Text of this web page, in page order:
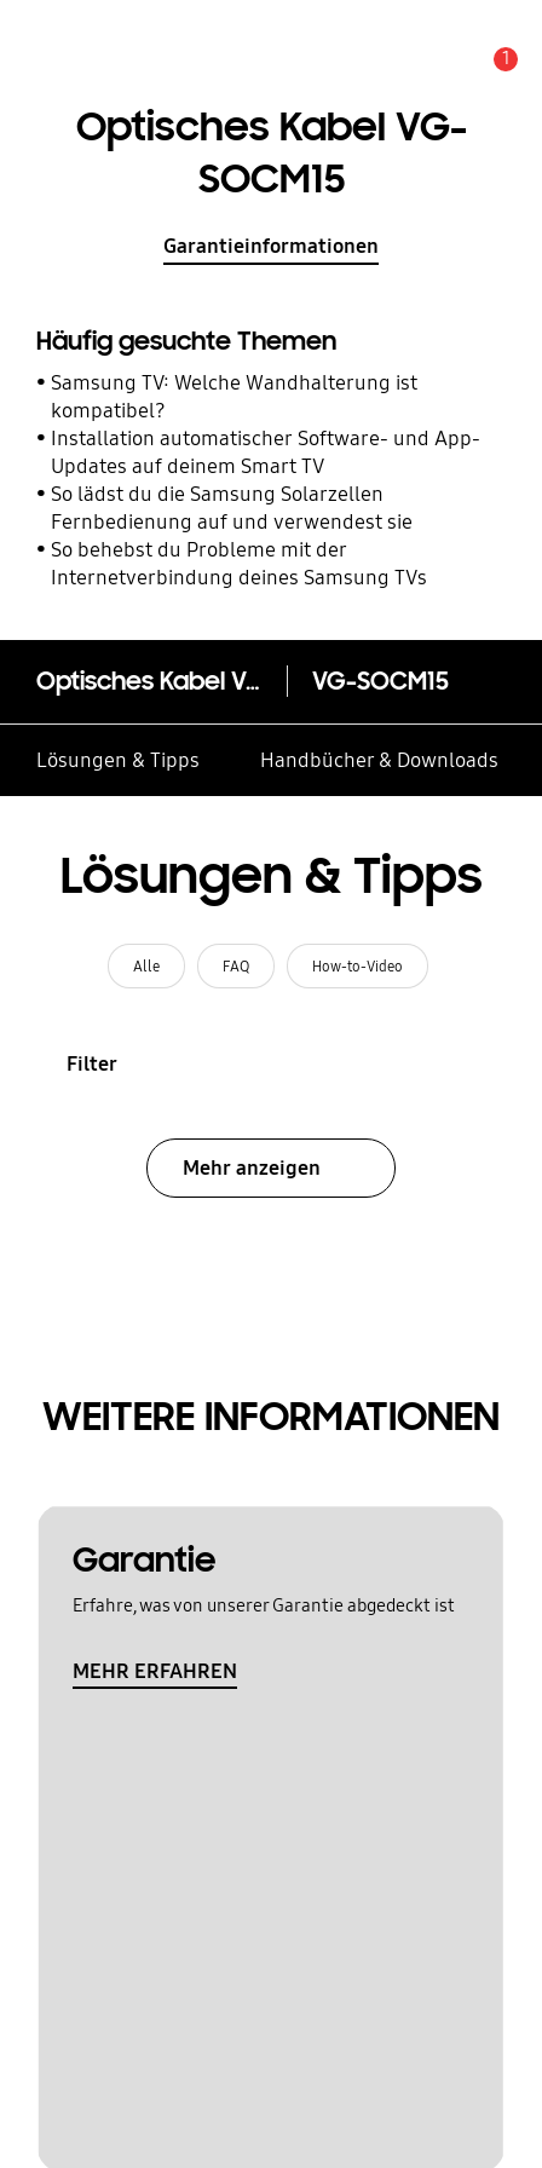
1
Optisches Kabel VG-
SOCM15
Garantieinformationen
Häufig gesuchte Themen
Samsung TV: Welche Wandhalterung ist
kompatibel?
Installation automatischer Software- und App-
Updates auf deinem Smart TV
So lädst du die Samsung Solarzellen
Fernbedienung auf und verwendest sie
So behebst du Probleme mit der
Internetverbindung deines Samsung TVs
Optisches Kabel VG-SOCM15 VG-SOCM15
Lösungen & Tipps Handbücher & Downloads
Lösungen & Tipps
Alle FAQ How-to-Video
Filter
Mehr anzeigen
WEITERE INFORMATIONEN
Garantie
Erfahre, was von unserer Garantie abgedeckt ist
MEHR ERFAHREN